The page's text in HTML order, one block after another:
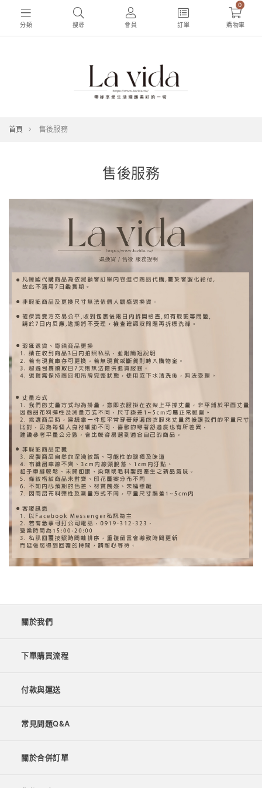
分類 搜尋 會員 訂單
0
購物車
首頁 售後服務
售後服務
關於我們
下單購買流程
付款與運送
常見問題Q&A
關於合併訂單